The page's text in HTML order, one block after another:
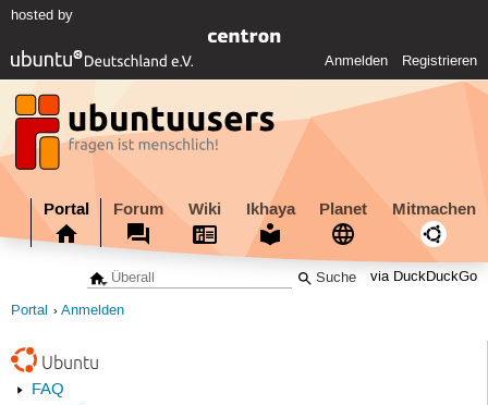
hosted by
Anmelden Registrieren
Portal Forum Wiki Ikhaya Planet Mitmachen
via DuckDuckGo
Portal Anmelden
Ubuntu
FAQ